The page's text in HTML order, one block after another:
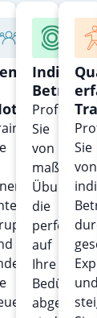
Profitieren
Sie
von
Übungen,
die
perfekt
auf
Ihre
Bedürfnisse
Sie
von
und